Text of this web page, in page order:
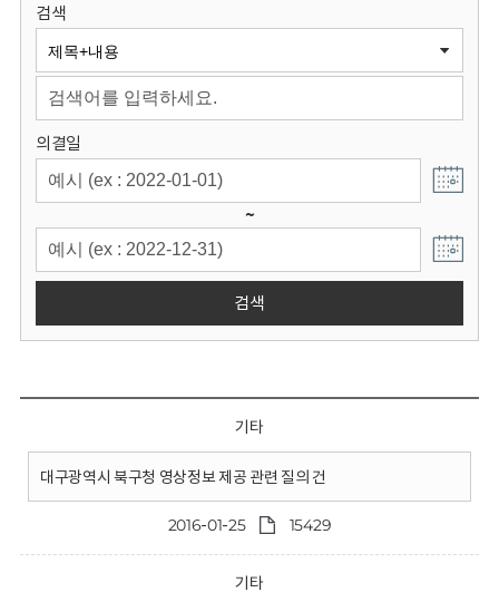
원
회
검색
의결일
~
검색
기타
대구광역시 북구청 영상정보 제공 관련 질의 건
2016-01-25 15429
기타